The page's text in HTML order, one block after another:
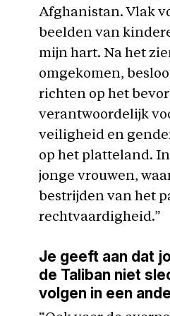
Afghanistan. Vlak
beelden van
mijn hart. Na het
omgekomen,
richten op het
verantwoordelijk
veiligheid en
op het platteland.
jonge vrouwen,
bestrijden van het
rechtvaardigheid.”
Je geeft aan dat
de Taliban niet
volgen in een